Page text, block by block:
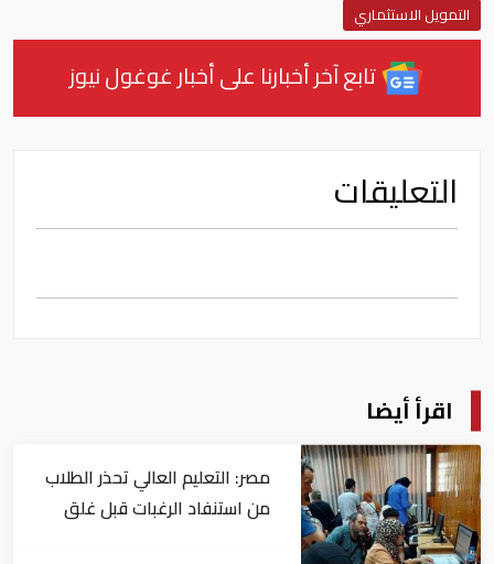
التمويل الاستثماري
تابع آخر أخبارنا على أخبار غوغول نيوز
التعليقات
اقرأ أيضا
مصر: التعليم العالي تحذر الطلاب
من استنفاد الرغبات قبل غلق